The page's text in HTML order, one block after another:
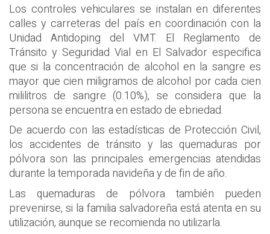
Los controles vehiculares se instalan en diferentes
calles y carreteras del país en coordinación con la
Unidad Antidoping del VMT. El Reglamento de
Tránsito y Seguridad Vial en El Salvador especifica
que si la concentración de alcohol en la sangre es
mayor que cien miligramos de alcohol por cada cien
mililitros de sangre (0.10%), se considera que la
persona se encuentra en estado de ebriedad.
De acuerdo con las estadísticas de Protección Civil,
los accidentes de tránsito y las quemaduras por
pólvora son las principales emergencias atendidas
durante la temporada navideña y de fin de año.
Las quemaduras de pólvora también pueden
prevenirse, si la familia salvadoreña está atenta en su
utilización, aunque se recomienda no utilizarla.